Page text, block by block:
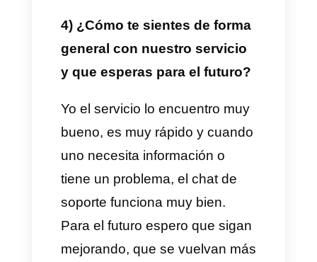
venta para saber si una
hay que recontactarlo y eso es
super importante.
También nos encargamos de
confirmar a través de
WhatsApp , nosotros enviamos